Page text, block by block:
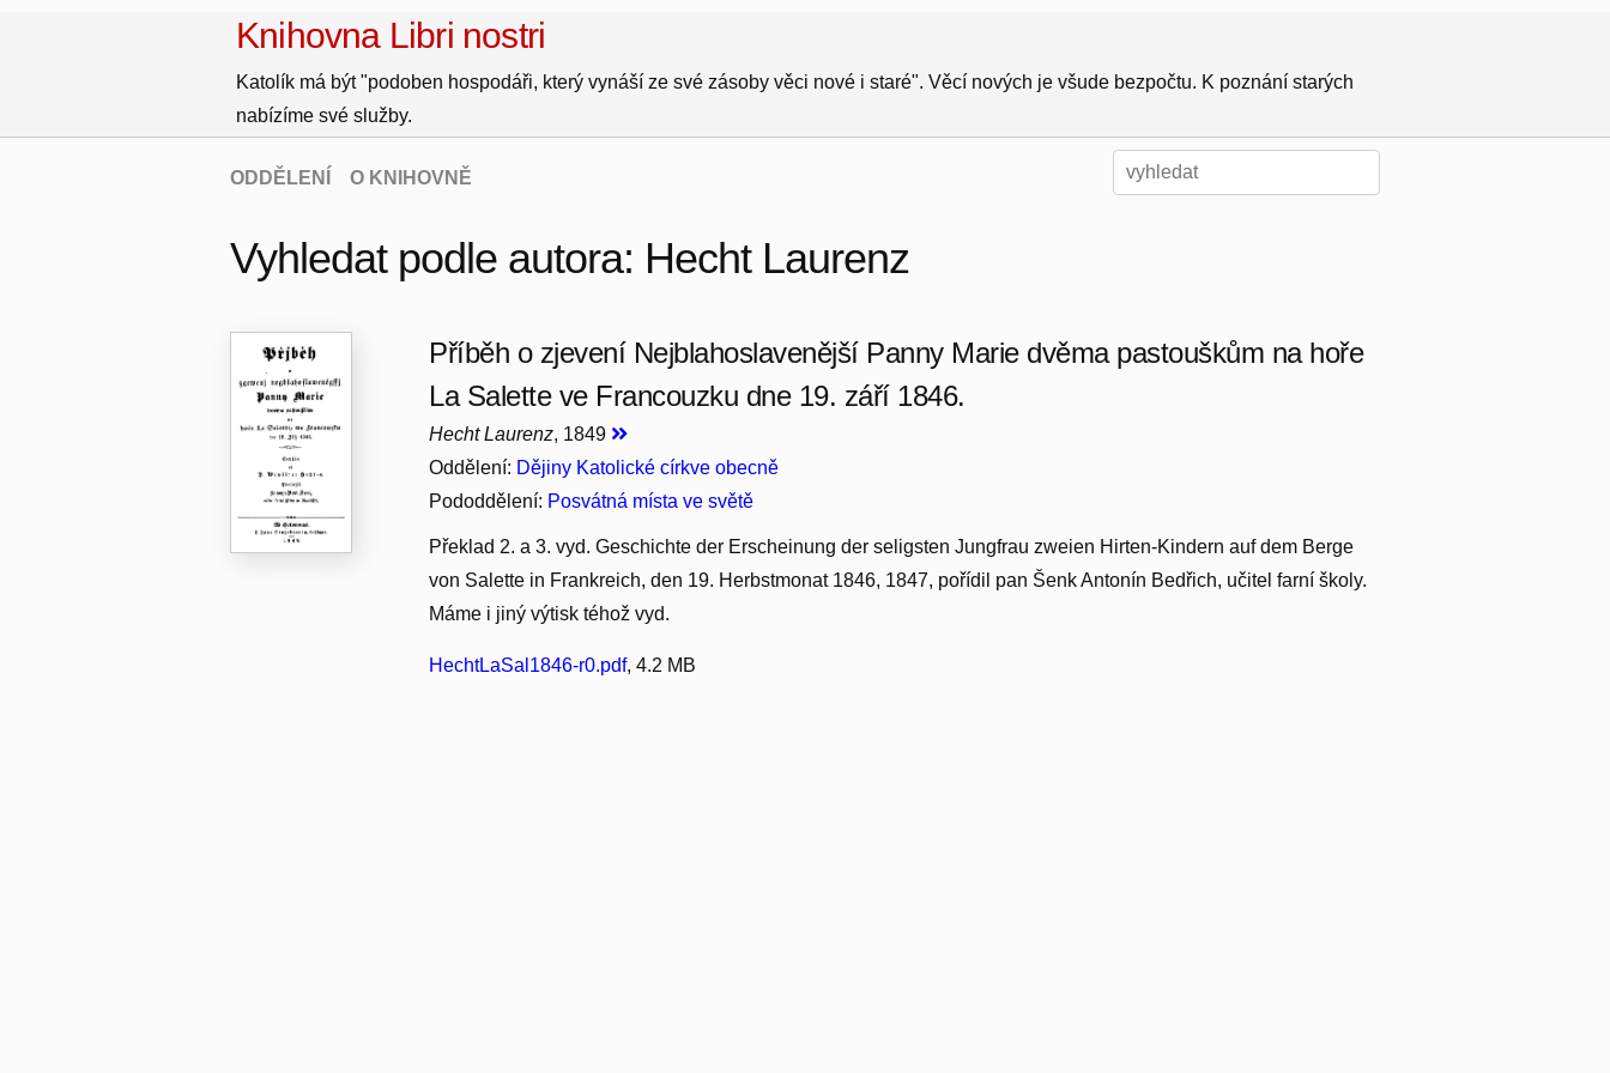
Knihovna Libri nostri
Katolík má být "podoben hospodáři, který vynáší ze své zásoby věci nové i staré". Věcí nových je všude bezpočtu. K poznání starých
nabízíme své služby.
ODDĚLENÍ O KNIHOVNĚ
Vyhledat podle autora: Hecht Laurenz
Příběh o zjevení Nejblahoslavenější Panny Marie dvěma pastouškům na hoře
La Salette ve Francouzku dne 19. září 1846.
Hecht Laurenz, 1849
Oddělení: Dějiny Katolické církve obecně
Pododdělení: Posvátná místa ve světě
Překlad 2. a 3. vyd. Geschichte der Erscheinung der seligsten Jungfrau zweien Hirten-Kindern auf dem Berge
von Salette in Frankreich, den 19. Herbstmonat 1846, 1847, pořídil pan Šenk Antonín Bedřich, učitel farní školy.
Máme i jiný výtisk téhož vyd.
HechtLaSal1846-r0.pdf, 4.2 MB